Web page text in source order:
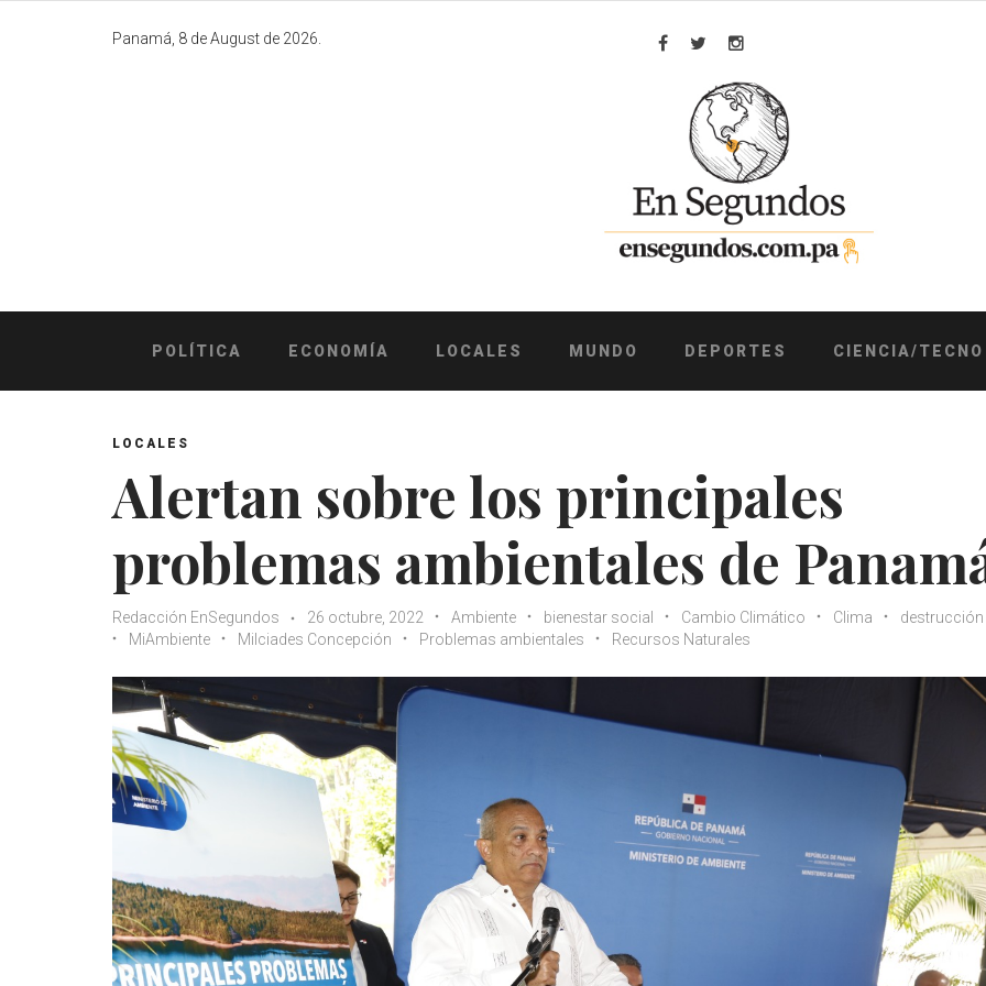
Panamá, 8 de August de 2026.
Facebook
TwitterInstagram
POLÍTICA ECONOMÍA LOCALES MUNDO DEPORTES CIENCIA/TECNO
LOCALES
Alertan sobre los principales
problemas ambientales de
Redacción EnSegundos 26 octubre, 2022 Ambiente bienestar social Cambio Climático Clima
destrucción
MiAmbiente
Milciades Concepción Problemas ambientales Recursos Naturales